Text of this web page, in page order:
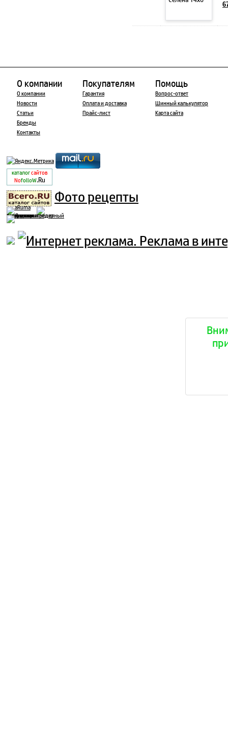
О компании
О компании
Новости
Статьи
Бренды
Контакты
Покупателям
Гарантия
Оплата и доставка
Прайс-лист
Помощь
Вопрос-ответ
Шинный калькулятор
Карта сайта
каталогсайтов
NofolloW.Ru
Фото рецепты